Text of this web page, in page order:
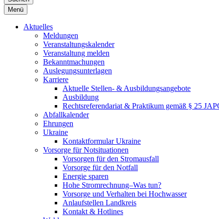
Menü
Aktuelles
Meldungen
Veranstaltungskalender
Veranstaltung melden
Bekanntmachungen
Auslegungsunterlagen
Karriere
Aktuelle Stellen- & Ausbildungsangebote
Ausbildung
Rechtsreferendariat & Praktikum gemäß § 25
Abfallkalender
Ehrungen
Ukraine
Kontaktformular Ukraine
Vorsorge für Notsituationen
Vorsorgen für den Stromausfall
Vorsorge für den Notfall
Energie sparen
Hohe Stromrechnung–Was tun?
Vorsorge und Verhalten bei Hochwasser
Anlaufstellen Landkreis
Kontakt & Hotlines